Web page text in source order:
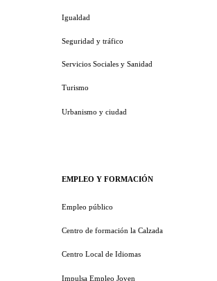
Igualdad
Seguridad y tráfico
Servicios Sociales y Sanidad
Turismo
Urbanismo y ciudad
EMPLEO Y FORMACIÓN
Empleo público
Centro de formación la Calzada
Centro Local de Idiomas
Impulsa Empleo Joven